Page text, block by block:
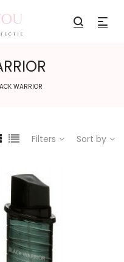
WARRIOR
Filters Sort by